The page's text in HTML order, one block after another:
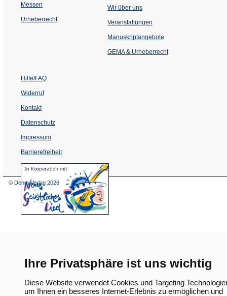
Ihre Privatsphäre ist uns wichtig
Diese Website verwendet Cookies und Targeting
um Ihnen ein besseres Internet-Erlebnis zu ermöglichen und
Messen
Urheberrecht
Wir über uns
Veranstaltungen
einem
Tab)
Manuskriptangebote
GEMA & Urheberrecht
Hilfe/FAQ
Widerruf
Kontakt
Datenschutz
Impressum
Barrierefreiheit
(Öffnet
in
© Dehm Verlag 2026